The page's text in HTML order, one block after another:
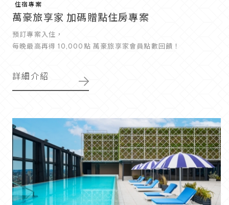
住宿專案
萬豪旅享家 加碼贈點住房專案
預訂專案入住，
每晚最高再得 10,000點 萬豪旅享家會員點數回饋！
詳細介紹